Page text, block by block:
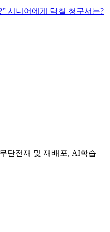
시니어에게 닥칠 청구서는?
단전재 및 재배포, AI학습